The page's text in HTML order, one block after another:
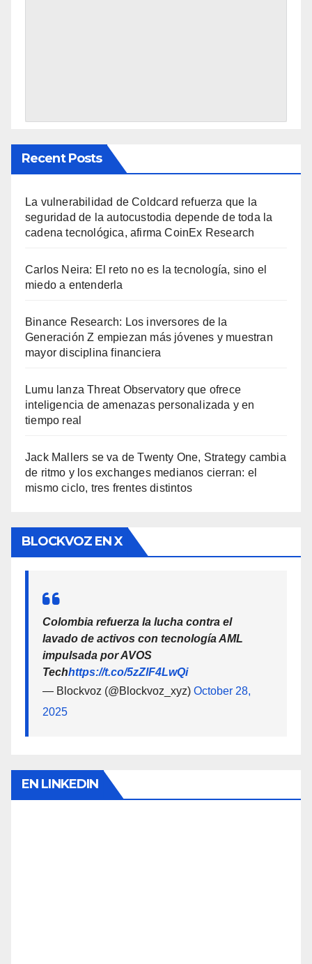
Recent Posts
La vulnerabilidad de Coldcard refuerza que la
seguridad de la autocustodia depende de toda la
cadena tecnológica, afirma CoinEx Research
Carlos Neira: El reto no es la tecnología, sino el
miedo a entenderla
Binance Research: Los inversores de la
Generación Z empiezan más jóvenes y muestran
mayor disciplina financiera
Lumu lanza Threat Observatory que ofrece
inteligencia de amenazas personalizada y en
tiempo real
Jack Mallers se va de Twenty One, Strategy cambia
de ritmo y los exchanges medianos cierran: el
mismo ciclo, tres frentes distintos
BLOCKVOZ EN X
Colombia refuerza la lucha contra el
lavado de activos con tecnología AML
impulsada por AVOS
Techhttps://t.co/5zZlF4LwQi
— Blockvoz (@Blockvoz_xyz) October 28,
2025
EN LINKEDIN